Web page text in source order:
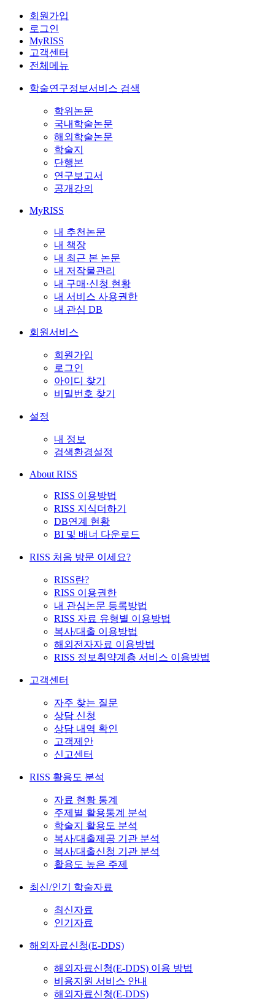
회원가입
로그인
MyRISS
고객센터
전체메뉴
학술연구정보서비스 검색
학위논문
국내학술논문
해외학술논문
학술지
단행본
연구보고서
공개강의
MyRISS
내 추천논문
내 책장
내 최근 본 논문
내 저작물관리
내 구매·신청 현황
내 서비스 사용권한
내 관심 DB
회원서비스
회원가입
로그인
아이디 찾기
비밀번호 찾기
설정
내 정보
검색환경설정
About RISS
RISS 이용방법
RISS 지식더하기
DB연계 현황
BI 및 배너 다운로드
RISS 처음 방문 이세요?
RISS란?
RISS 이용권한
내 관심논문 등록방법
RISS 자료 유형별 이용방법
복사/대출 이용방법
해외전자자료 이용방법
RISS 정보취약계층 서비스 이용방법
고객센터
자주 찾는 질문
상담 신청
상담 내역 확인
고객제안
신고센터
RISS 활용도 분석
자료 현황 통계
주제별 활용통계 분석
학술지 활용도 분석
복사/대출제공 기관 분석
복사/대출신청 기관 분석
활용도 높은 주제
최신/인기 학술자료
최신자료
인기자료
해외자료신청(E-DDS)
해외자료신청(E-DDS) 이용 방법
비용지원 서비스 안내
해외자료신청(E-DDS)